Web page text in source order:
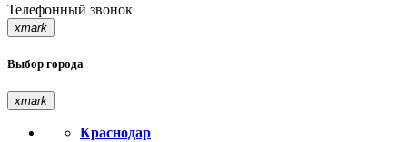
Телефонный звонок
xmark
Выбор города
xmark
Краснодар